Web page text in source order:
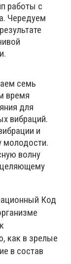
работы с
Чередуем
семь
время
для
вибраций.
и
молодости.
волну
Код
как в зрелые
в состав